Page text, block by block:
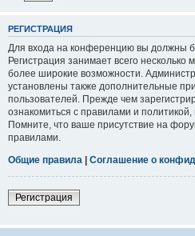
РЕГИСТРАЦИЯ
Для входа на конференцию вы должны
Регистрация занимает всего несколько
более широкие возможности.
установлены также дополнительные
пользователей. Прежде чем
ознакомиться с правилами и
Помните, что ваше присутствие на
правилами.
Общие правила | Соглашение о
Регистрация